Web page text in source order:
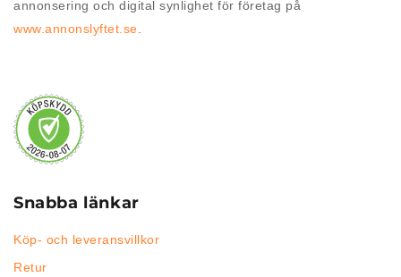
annonsering och digital synlighet för företag på
www.annonslyftet.se
Snabba länkar
Köp- och leveransvillkor
Retur